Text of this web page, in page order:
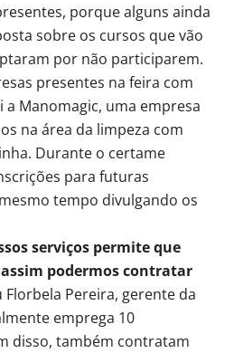
porque alguns ainda
sobre os cursos que vão
por não participarem.
presentes na feira com
Manomagic, uma empresa
na área da limpeza com
Durante o certame
para futuras
tempo divulgando os
serviços permite que
podermos contratar
Florbela Pereira, gerente da
emprega 10
disso, também contratam